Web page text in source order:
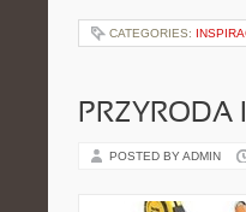
CATEGORIES:
POSTED BY ADMIN